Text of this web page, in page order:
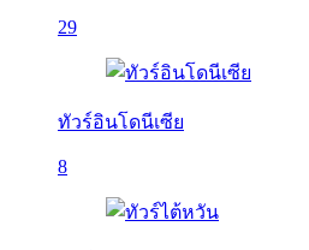
29
ทัวร์อินโดนีเซีย
8